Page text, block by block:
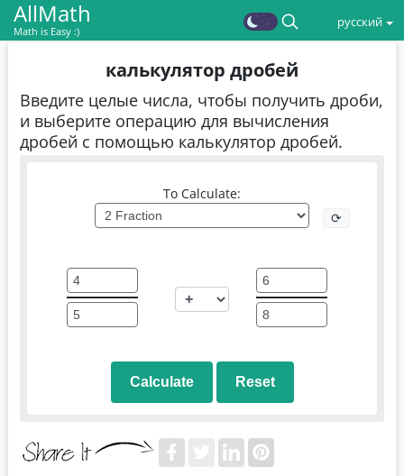
AllMath
Math is Easy :)
русский
калькулятор дробей
Введите целые числа, чтобы получить дроби,
и выберите операцию для вычисления
дробей с помощью калькулятор дробей.
To Calculate:
⟳
Calculate Reset